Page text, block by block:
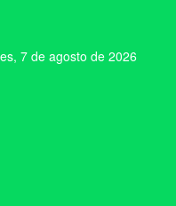
7 de agosto de 2026